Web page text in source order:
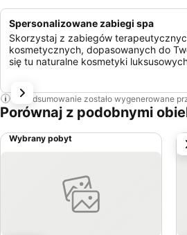
Spersonalizowane zabiegi spa
Skorzystaj z zabiegów
kosmetycznych, dopasowanych do
się tu naturalne kosmetyki
To podsumowanie zostało wygenerowane
Porównaj z podobnymi
Wybrany pobyt